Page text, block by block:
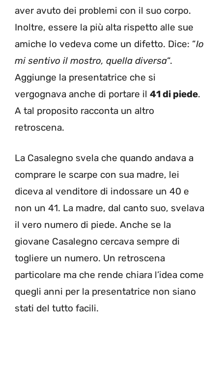
aver avuto dei problemi con il suo corpo.
Inoltre, essere la più alta rispetto alle sue
amiche lo vedeva come un difetto. Dice: “Io
mi sentivo il mostro, quella diversa“.
Aggiunge la presentatrice che si
vergognava anche di portare il 41 di piede.
A tal proposito racconta un altro
retroscena.
La Casalegno svela che quando andava a
comprare le scarpe con sua madre, lei
diceva al venditore di indossare un 40 e
non un 41. La madre, dal canto suo, svelava
il vero numero di piede. Anche se la
giovane Casalegno cercava sempre di
togliere un numero. Un retroscena
particolare ma che rende chiara l’idea come
quegli anni per la presentatrice non siano
stati del tutto facili.